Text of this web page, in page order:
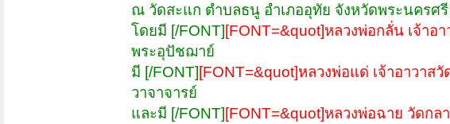
ณ วัดสะแก ตำบลธนู อำเภออุทัย จังหวัดพระนครศ
โดยมี [/FONT] [FONT=&quot]หลวงพ่อกลั่น เจ้าอ
พระอุปัชฌาย์
มี [/FONT] [FONT=&quot]หลวงพ่อแด่ เจ้าอาวาส
วาจาจารย์
และมี [/FONT] [FONT=&quot]หลวงพ่อฉาย วัดกล